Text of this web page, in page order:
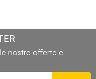
nostre offerte e